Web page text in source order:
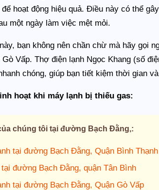
để hoạt động hiệu quả. Điều này có thể
một ngày làm việc mệt mỏi.
bạn không nên chần chừ mà hãy gọi
Vấp. Thợ điện lạnh Ngọc Khang (số
chóng, giúp bạn tiết kiệm thời gian
hoạt khi máy lạnh bị thiếu gas:
chúng tôi tại đường Bạch Đằng,:
tại đường Bạch Đằng, Quận Bình Thạnh
đường Bạch Đằng, quận Tân Bình
tại đường Bạch Đằng, Quận Gò Vấp